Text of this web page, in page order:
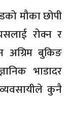
मौका छोपी
रोक्न र
बुकिङ
भाडादर
कुनै